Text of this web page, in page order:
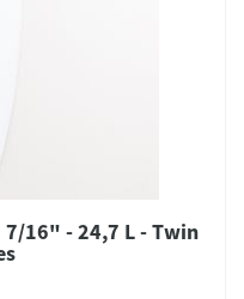
16" - 24,7 L - Twin